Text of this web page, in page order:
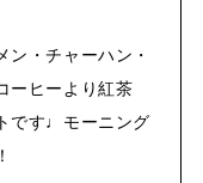
ン・チャーハン・
ーヒーより紅茶
です♩モーニング